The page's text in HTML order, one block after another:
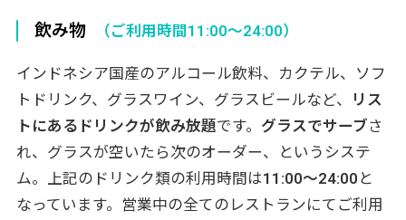
飲み物 （ご利用時間11:00～24:00）
インドネシア国産のアルコール飲料、カクテル、ソフ
トドリンク、グラスワイン、グラスビールなど、
リス
トにあるドリンクが飲み放題です。 グラスでサーブさ
れ、グラスが空いたら次のオーダー、というシステ
ム。上記のドリンク類の利用時間は11:00〜24:00 と
なっています。営業中の全てのレストランにてご利用